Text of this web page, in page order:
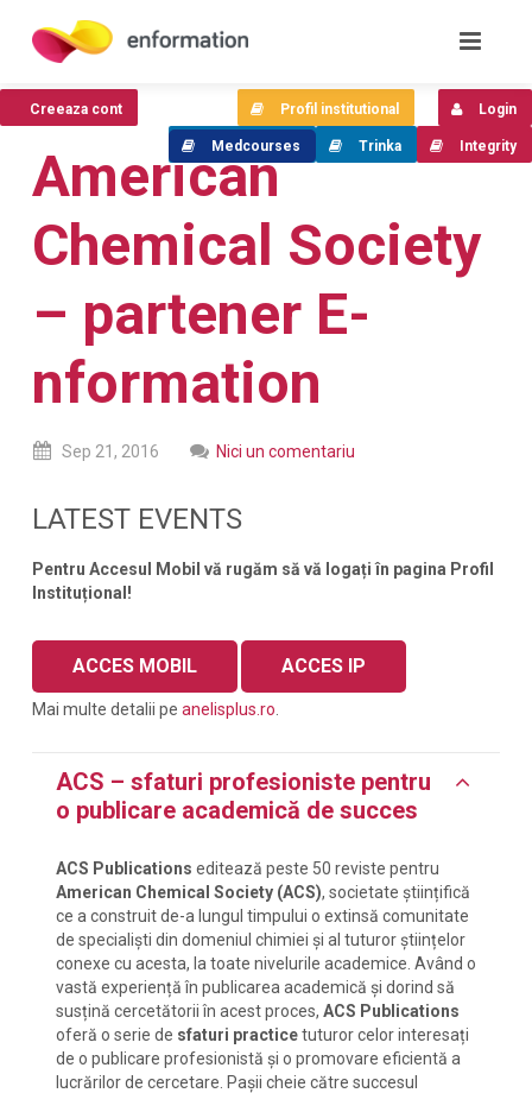
American
Chemical Society
– partener E-
nformation
Sep 21, 2016 Nici un comentariu
LATEST EVENTS
Pentru Accesul Mobil vă rugăm să vă logați în pagina Profil
Instituțional!
ACCES MOBIL ACCES IP
Mai multe detalii pe anelisplus.ro
ACS – sfaturi profesioniste pentru
o publicare academică de succes
ACS Publications editează peste 50 reviste pentru
American Chemical Society (ACS), societate științifică
ce a construit de-a lungul timpului o extinsă comunitate
de specialiști din domeniul chimiei și al tuturor științelor
conexe cu acesta, la toate nivelurile academice. Având o
vastă experiență în publicarea academică și dorind să
susțină cercetătorii în acest proces, ACS Publications
oferă o serie de sfaturi practicetuturor celor interesați
de o publicare profesionistă și o promovare eficientă a
lucrărilor de cercetare. Pașii cheie către succesul
Creeaza cont Login
Profil institutional
Integrity
Trinka
Medcourses